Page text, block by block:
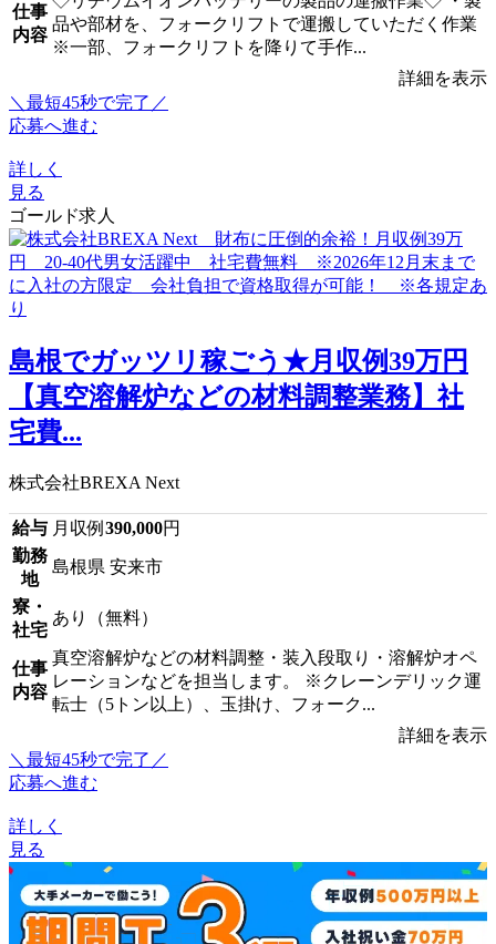
仕事
内容
品や部材を、フォークリフトで運搬していただく作業
※一部、フォークリフトを降りて手作...
詳細を表示
＼最短45秒で完了／
応募へ進む
詳しく
見る
ゴールド求人
島根でガッツリ稼ごう★月収例39万円
【真空溶解炉などの材料調整業務】社
宅費...
株式会社BREXA Next
給与 月収例 390,000円
勤務
地
島根県 安来市
寮・
社宅
あり（無料）
仕事
内容
真空溶解炉などの材料調整・装入段取り・溶解炉オペ
レーションなどを担当します。 ※クレーンデリック運
転士（5トン以上）、玉掛け、フォーク...
詳細を表示
＼最短45秒で完了／
応募へ進む
詳しく
見る